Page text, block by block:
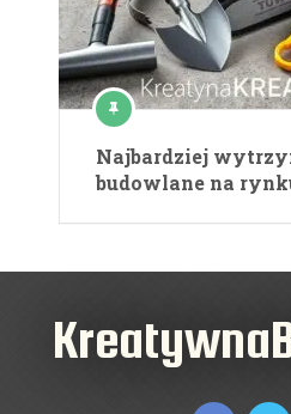
Najbardziej
budowlane na